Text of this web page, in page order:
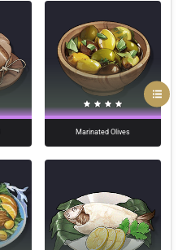
Marinated Olives